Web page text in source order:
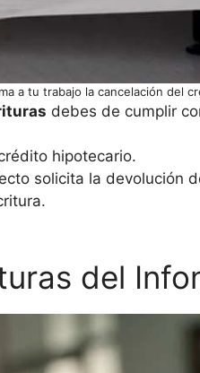
a tu trabajo la cancelación del
debes de cumplir
hipotecario.
solicita la devolución
del